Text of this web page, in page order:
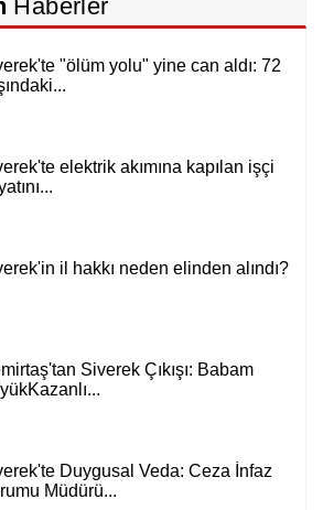
Haberler
"ölüm yolu" yine can aldı: 72
elektrik akımına kapılan işçi
il hakkı neden elinden alındı?
Siverek Çıkışı: Babam
Duygusal Veda: Ceza İnfaz
Müdürü...